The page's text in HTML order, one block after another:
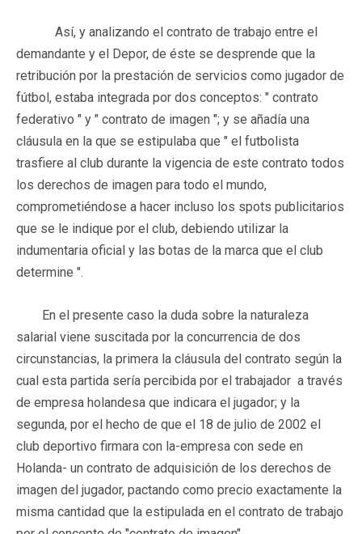
Así, y analizando el contrato de trabajo entre el
demandante y el Depor, de éste se desprende que la
retribución por la prestación de servicios como jugador de
fútbol, estaba integrada por dos conceptos: " contrato
federativo " y " contrato de imagen "; y se añadía una
cláusula en la que se estipulaba que " el futbolista
trasfiere al club durante la vigencia de este contrato todos
los derechos de imagen para todo el mundo,
comprometiéndose a hacer incluso los spots publicitarios
que se le indique por el club, debiendo utilizar la
indumentaria oficial y las botas de la marca que el club
determine ".
En el presente caso la duda sobre la naturaleza
salarial viene suscitada por la concurrencia de dos
circunstancias, la primera la cláusula del contrato según la
cual esta partida sería percibida por el trabajador a través
de empresa holandesa que indicara el jugador; y la
segunda, por el hecho de que el 18 de julio de 2002 el
club deportivo firmara con la-empresa con sede en
Holanda- un contrato de adquisición de los derechos de
imagen del jugador, pactando como precio exactamente la
misma cantidad que la estipulada en el contrato de trabajo